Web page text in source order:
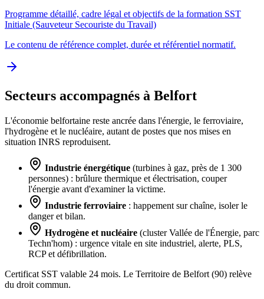
Programme détaillé, cadre légal et objectifs de la formation SST
Initiale (Sauveteur Secouriste du Travail)
Le contenu de référence complet, durée et référentiel normatif.
Secteurs accompagnés à Belfort
L'économie belfortaine reste ancrée dans l'énergie, le ferroviaire,
l'hydrogène et le nucléaire, autant de postes que nos mises en
situation INRS reproduisent.
Industrie énergétique (turbines à gaz, près de 1 300
personnes) : brûlure thermique et électrisation, couper
l'énergie avant d'examiner la victime.
Industrie ferroviaire : happement sur chaîne, isoler le
danger et bilan.
Hydrogène et nucléaire (cluster Vallée de l'Énergie, parc
Techn'hom) : urgence vitale en site industriel, alerte, PLS,
RCP et défibrillation.
Certificat SST valable 24 mois. Le Territoire de Belfort (90) relève
du droit commun.